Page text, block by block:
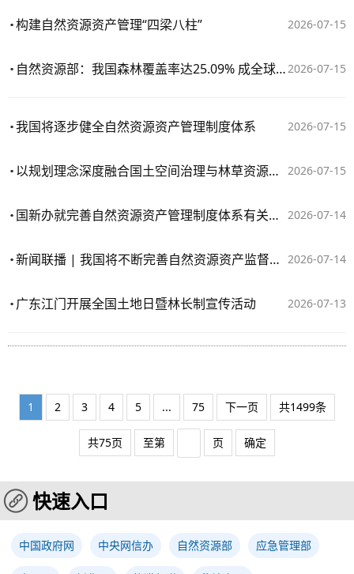
2026-07-15
构建自然资源资产管理“四梁八柱”
2026-07-15
自然资源部：我国森林覆盖率达25.09% 成全球增绿最多最快国家
2026-07-15
我国将逐步健全自然资源资产管理制度体系
2026-07-15
以规划理念深度融合国土空间治理与林草资源管理
2026-07-14
国新办就完善自然资源资产管理制度体系有关情况举行新闻发布会（图文实录）
2026-07-14
新闻联播 | 我国将不断完善自然资源资产监督考核
2026-07-13
广东江门开展全国土地日暨林长制宣传活动
1 2 3 4 5 ... 75 下一页 共1499条
共75页 至第 页 确定
快速入口
中国政府网 中央网信办 自然资源部 应急管理部